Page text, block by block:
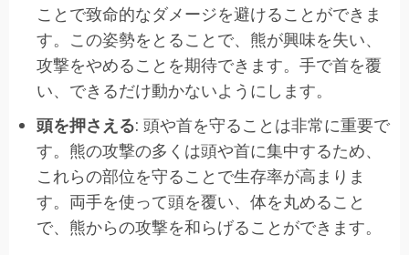
ことで致命的なダメージを避けることができま
す。この姿勢をとることで、熊が興味を失い、
攻撃をやめることを期待できます。手で首を覆
い、できるだけ動かないようにします。
頭を押さえる: 頭や首を守ることは非常に重要で
す。熊の攻撃の多くは頭や首に集中するため、
これらの部位を守ることで生存率が高まりま
す。両手を使って頭を覆い、体を丸めること
で、熊からの攻撃を和らげることができます。